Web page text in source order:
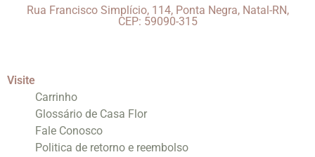
Rua Francisco Simplício, 114, Ponta Negra, Natal-RN,
CEP: 59090-315
Visite
Carrinho
Glossário de Casa Flor
Fale Conosco
Politica de retorno e reembolso